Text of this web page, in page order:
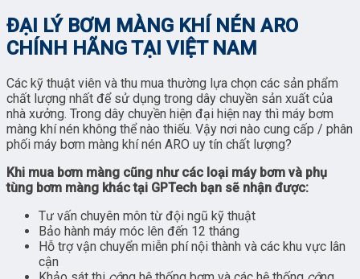
ĐẠI LÝ BƠM MÀNG KHÍ NÉN ARO
CHÍNH HÃNG TẠI VIỆT NAM
Các kỹ thuật viên và thu mua thường lựa chọn các sản phẩm
chất lượng nhất để sử dụng trong dây chuyền sản xuất của
nhà xưởng. Trong dây chuyền hiện đại hiện nay thì máy bơm
màng khí nén không thể nào thiếu. Vậy nơi nào cung cấp / phân
phối máy bơm màng khí nén ARO uy tín chất lượng?
Khi mua bơm màng cũng như các loại máy bơm và phụ
tùng bơm màng khác tại GPTech bạn sẽ nhận được:
Tư vấn chuyên môn từ đội ngũ kỹ thuật
Bảo hành máy móc lên đến 12 tháng
Hỗ trợ vận chuyển miễn phí nội thành và các khu vực lân
cận